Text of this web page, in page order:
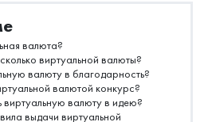
валюта?
виртуальной валюты?
валюту в благодарность?
валютой конкурс?
виртуальную валюту в идею?
выдачи виртуальной